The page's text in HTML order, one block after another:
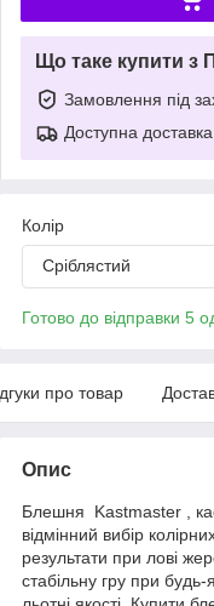
Що таке купити з
Замовлення під
Доступна доставка
Колір
Сріблястий
Готово до відправки 5
про товар
Опис
Блешня Kastmaster ,
відмінний вибір
результати при лові
стабільну гру при будь-